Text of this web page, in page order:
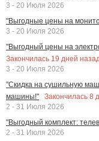
3 - 20 Июля 2026
"Выгодные цены на
3 - 20 Июля 2026
"Выгодный цены на
Закончилась 19 дней назад
3 - 20 Июля 2026
"Скидка на сушильную
машины!"
Закончилась 8
2 - 31 Июля 2026
"Выгодный комплект:
2 - 31 Июля 2026